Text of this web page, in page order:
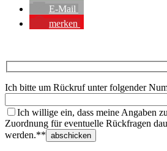
E-Mail
merken
Ich bitte um Rückruf unter folgender
Ich willige ein, dass meine Angaben
Zuordnung für eventuelle Rückfragen
werden.**